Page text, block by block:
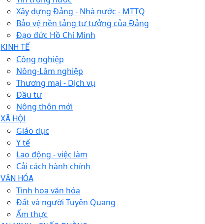
Xây dựng Đảng - Nhà nước - MTTQ
Bảo vệ nền tảng tư tưởng của Đảng
Đạo đức Hồ Chí Minh
KINH TẾ
Công nghiệp
Nông-Lâm nghiệp
Thương mại - Dịch vụ
Đầu tư
Nông thôn mới
XÃ HỘI
Giáo dục
Y tế
Lao động - việc làm
Cải cách hành chính
VĂN HÓA
Tinh hoa văn hóa
Đất và người Tuyên Quang
Ẩm thực